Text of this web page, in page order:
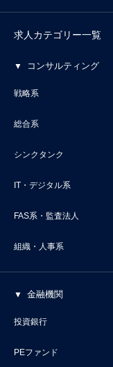
求人カテゴリー一覧
コンサルティング
戦略系
総合系
シンクタンク
IT・デジタル系
FAS系・監査法人
組織・人事系
金融機関
投資銀行
PEファンド